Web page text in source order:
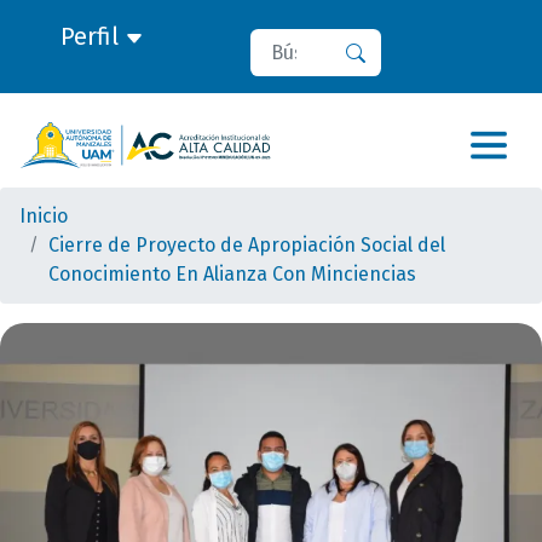
Perfil Buscar
Inicio
Cierre de Proyecto de Apropiación Social del
Conocimiento En Alianza Con Minciencias